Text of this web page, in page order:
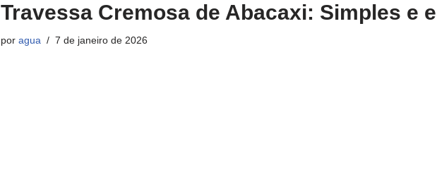
Travessa Cremosa de Abacaxi: Simples e
por agua 7 de janeiro de 2026